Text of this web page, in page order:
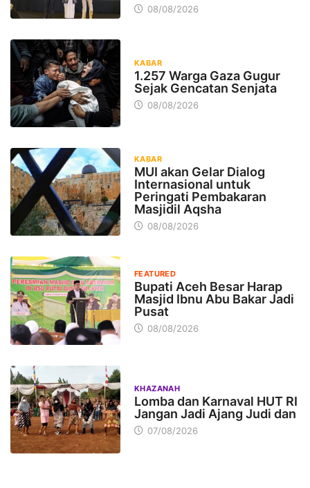
08/08/2026
KABAR
1.257 Warga Gaza Gugur
Sejak Gencatan Senjata
08/08/2026
KABAR
MUI akan Gelar Dialog
Internasional untuk
Peringati Pembakaran
Masjidil Aqsha
08/08/2026
FEATURED
Bupati Aceh Besar Harap
Masjid Ibnu Abu Bakar Jadi
Pusat
08/08/2026
KHAZANAH
Lomba dan Karnaval HUT RI
Jangan Jadi Ajang Judi dan
07/08/2026